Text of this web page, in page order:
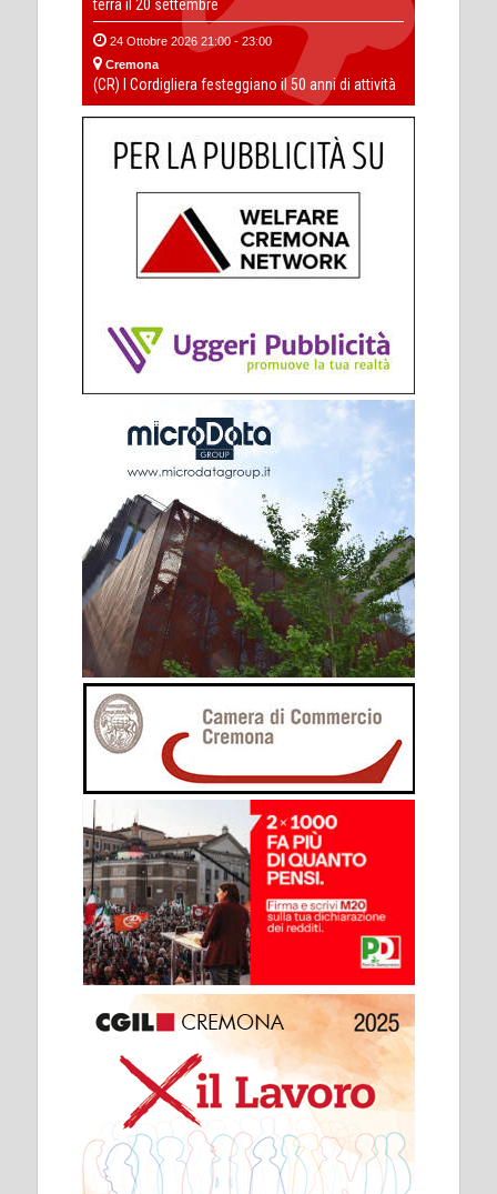
terra il 20 settembre
24 Ottobre 2026 21:00 - 23:00
Cremona
(CR) I Cordigliera festeggiano il 50 anni di attività